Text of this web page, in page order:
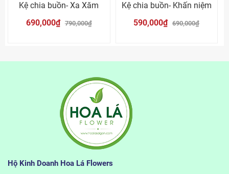
Kệ chia buồn- Xa Xăm
690,000₫ 790,000₫
Kệ chia buồn- Khấn niệm
590,000₫ 690,000₫
Hộ Kinh Doanh Hoa Lá Flowers